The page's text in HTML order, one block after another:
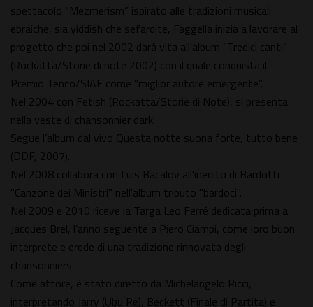
spettacolo “Mezmerism” ispirato alle tradizioni musicali
ebraiche, sia yiddish che sefardite, Faggella inizia a lavorare al
progetto che poi nel 2002 darà vita all'album “Tredici canti”
(Rockatta/Storie di note 2002) con il quale conquista il
Premio Tenco/SIAE come “miglior autore emergente”.
Nel 2004 con Fetish (Rockatta/Storie di Note), si presenta
nella veste di chansonnier dark.
Segue l’album dal vivo Questa notte suona forte, tutto bene
(DDF, 2007).
Nel 2008 collabora con Luis Bacalov all'inedito di Bardotti
"Canzone dei Ministri" nell'album tributo "bardoci".
Nel 2009 e 2010 riceve la Targa Leo Ferré dedicata prima a
Jacques Brel, l’anno seguente a Piero Ciampi, come loro buon
interprete e erede di una tradizione rinnovata degli
chansonniers.
Come attore, è stato diretto da Michelangelo Ricci,
interpretando Jarry (Ubu Re), Beckett (Finale di Partita) e